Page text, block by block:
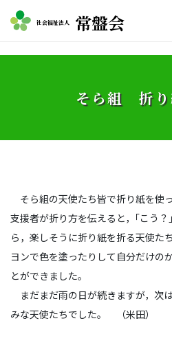
社会福祉法人 常盤会
そら組 折り
そら組の天使たち皆で折り紙を使
支援者が折り方を伝えると，｢こう
ら，楽しそうに折り紙を折る天使た
ヨンで色を塗ったりして自分だけの
とができました。
まだまだ雨の日が続きますが，次
みな天使たちでした。 （米田）